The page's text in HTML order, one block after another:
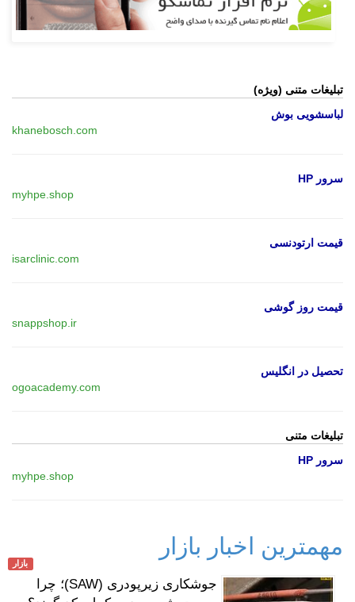
تبلیغات متنی (ویژه)
لباسشویی بوش
khanebosch.com
سرور HP
myhpe.shop
قیمت ارتودنسی
isarclinic.com
قیمت روز گوشی
snappshop.ir
تحصیل در انگلیس
ogoacademy.com
تبلیغات متنی
سرور HP
myhpe.shop
مهمترین اخبار بازار
بازار
جوشکاری زیرپودری (SAW)؛ چرا